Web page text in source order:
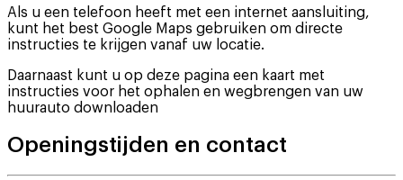
Als u een telefoon heeft met een internet aansluiting,
kunt het best Google Maps gebruiken om directe
instructies te krijgen vanaf uw locatie.
Daarnaast kunt u op deze pagina een kaart met
instructies voor het ophalen en wegbrengen van uw
huurauto downloaden
Openingstijden en contact